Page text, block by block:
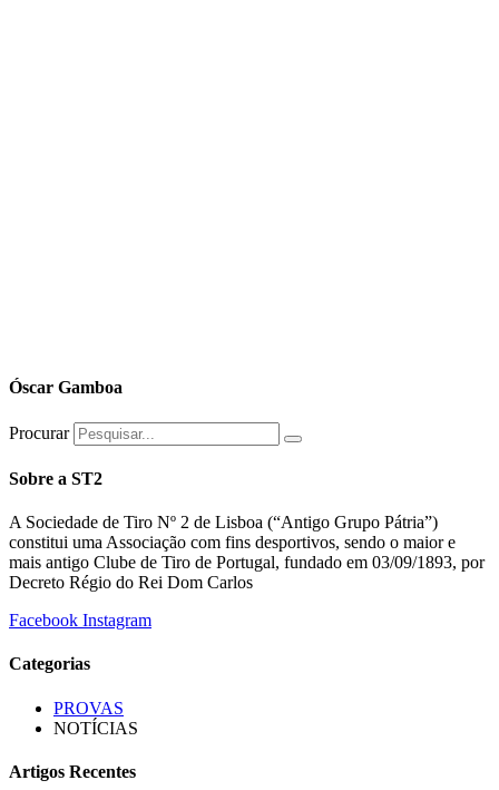
Óscar Gamboa
Procurar
Sobre a ST2
A Sociedade de Tiro Nº 2 de Lisboa (“Antigo Grupo Pátria”)
constitui uma Associação com fins desportivos, sendo o maior e
mais antigo Clube de Tiro de Portugal, fundado em 03/09/1893, por
Decreto Régio do Rei Dom Carlos
Facebook Instagram
Categorias
PROVAS
NOTÍCIAS
Artigos Recentes